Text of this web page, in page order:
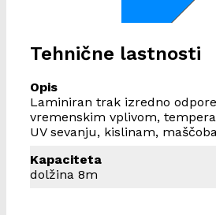
Tehnične lastnosti
Opis
Laminiran trak izredno
vremenskim vplivom,
UV sevanju, kislinam,
Kapaciteta
dolžina 8m